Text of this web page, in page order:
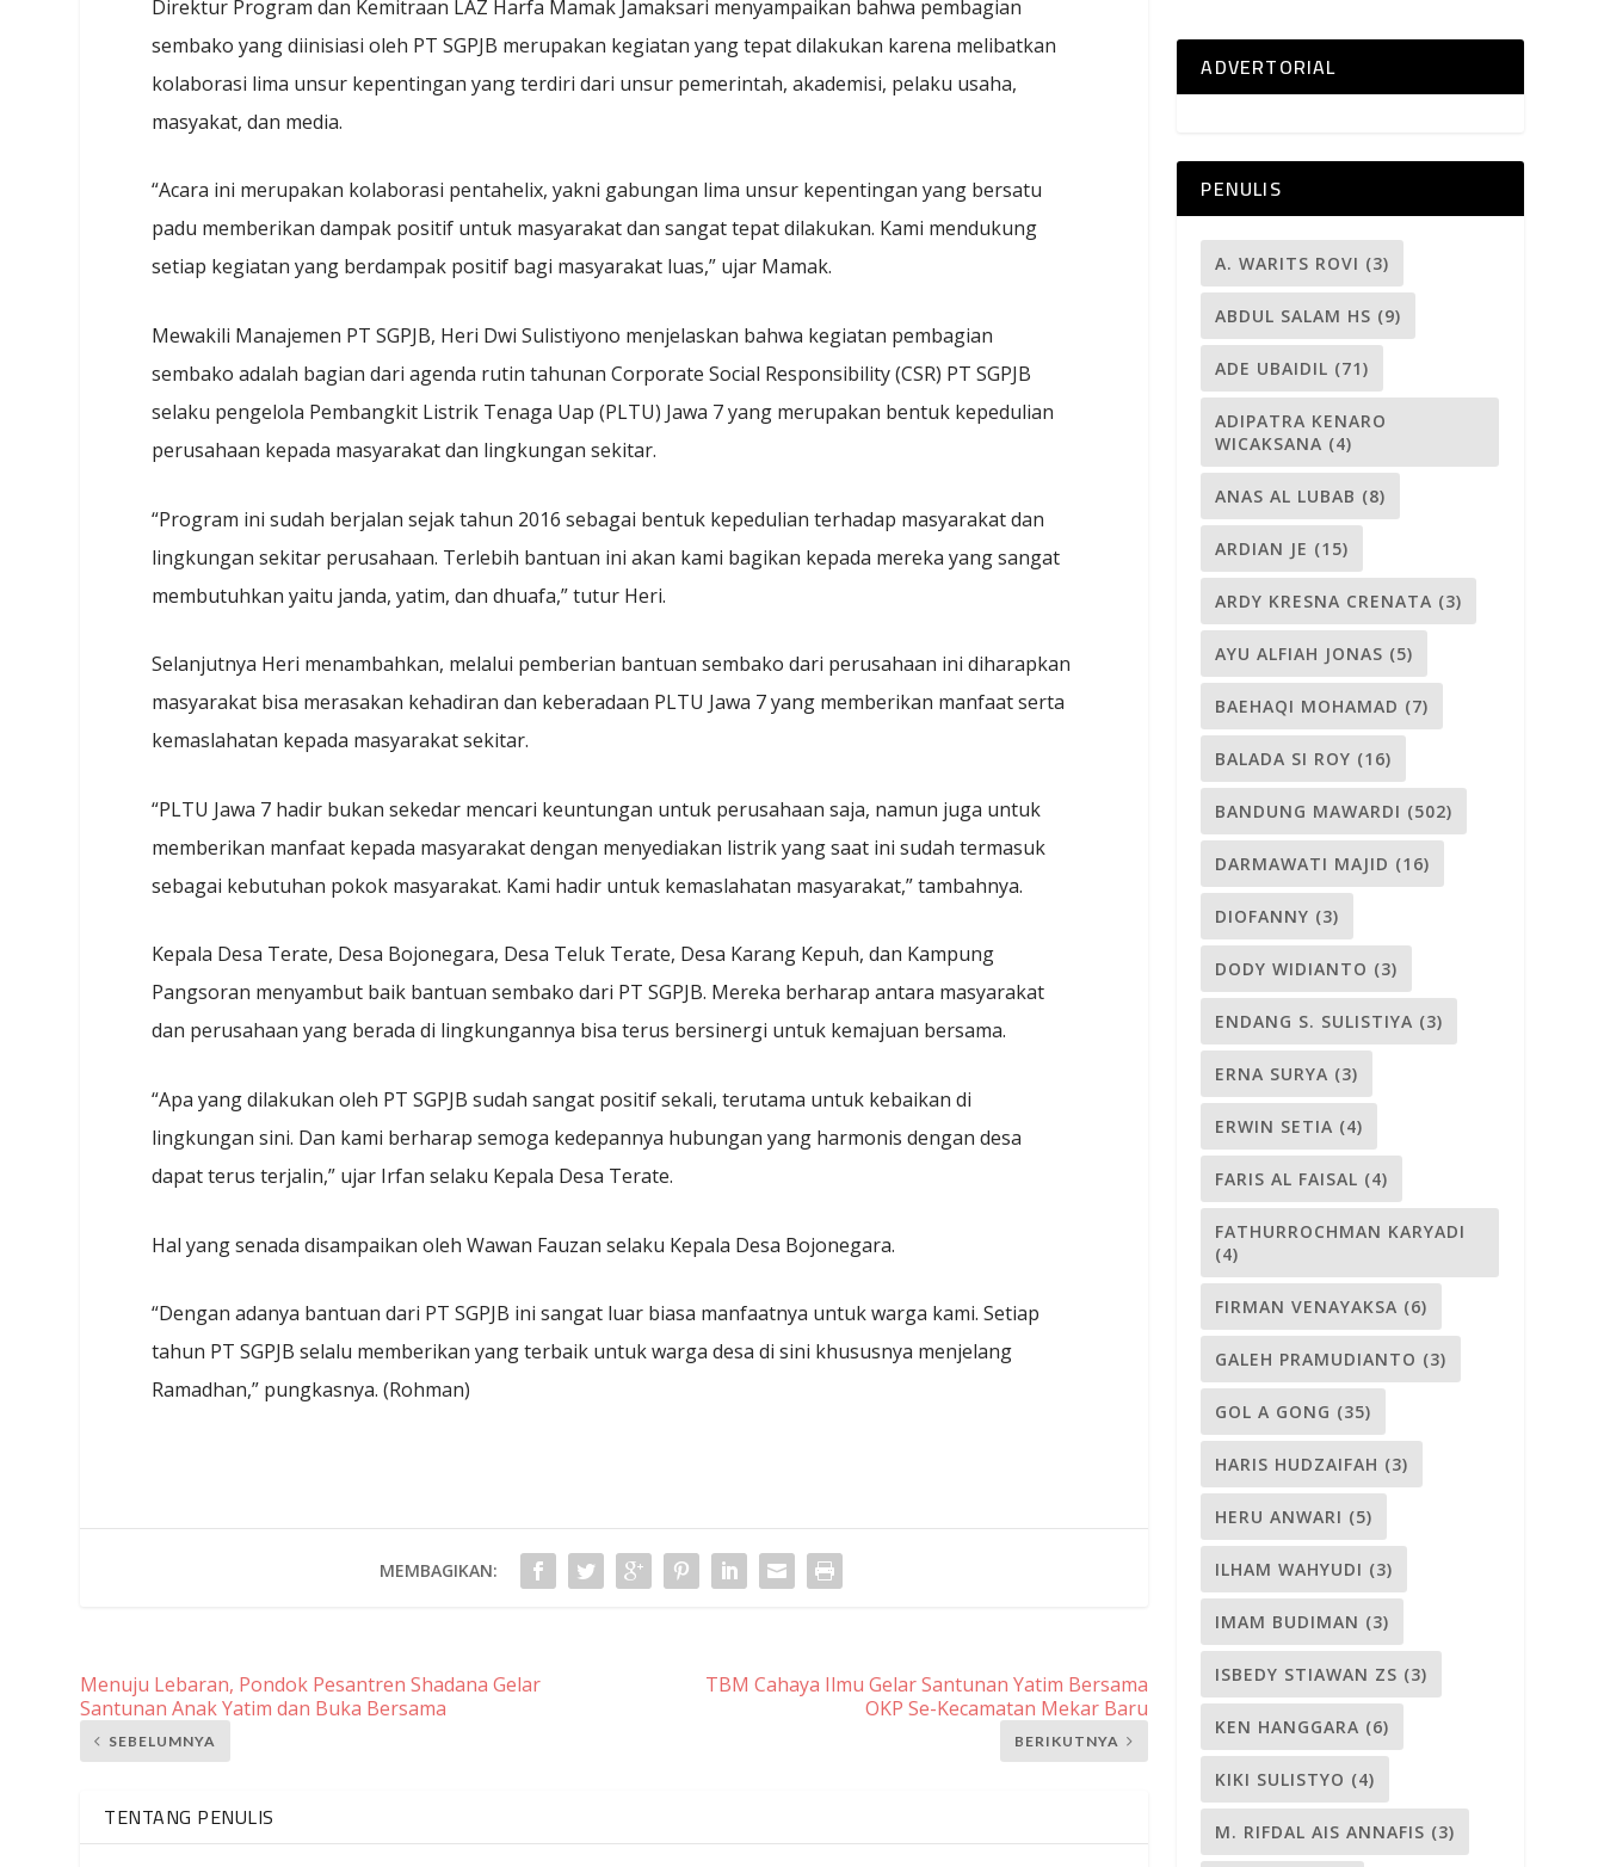
Direktur Program dan Kemitraan LAZ Harfa Mamak Jamaksari menyampaikan bahwa pembagian
sembako yang diinisiasi oleh PT SGPJB merupakan kegiatan yang tepat dilakukan karena melibatkan
kolaborasi lima unsur kepentingan yang terdiri dari unsur pemerintah, akademisi, pelaku usaha,
masyakat, dan media.
“Acara ini merupakan kolaborasi pentahelix, yakni gabungan lima unsur kepentingan yang bersatu
padu memberikan dampak positif untuk masyarakat dan sangat tepat dilakukan. Kami mendukung
setiap kegiatan yang berdampak positif bagi masyarakat luas,” ujar Mamak.
Mewakili Manajemen PT SGPJB, Heri Dwi Sulistiyono menjelaskan bahwa kegiatan pembagian
sembako adalah bagian dari agenda rutin tahunan Corporate Social Responsibility (CSR) PT SGPJB
selaku pengelola Pembangkit Listrik Tenaga Uap (PLTU) Jawa 7 yang merupakan bentuk kepedulian
perusahaan kepada masyarakat dan lingkungan sekitar.
“Program ini sudah berjalan sejak tahun 2016 sebagai bentuk kepedulian terhadap masyarakat dan
lingkungan sekitar perusahaan. Terlebih bantuan ini akan kami bagikan kepada mereka yang sangat
membutuhkan yaitu janda, yatim, dan dhuafa,” tutur Heri.
Selanjutnya Heri menambahkan, melalui pemberian bantuan sembako dari perusahaan ini diharapkan
masyarakat bisa merasakan kehadiran dan keberadaan PLTU Jawa 7 yang memberikan manfaat serta
kemaslahatan kepada masyarakat sekitar.
“PLTU Jawa 7 hadir bukan sekedar mencari keuntungan untuk perusahaan saja, namun juga untuk
memberikan manfaat kepada masyarakat dengan menyediakan listrik yang saat ini sudah termasuk
sebagai kebutuhan pokok masyarakat. Kami hadir untuk kemaslahatan masyarakat,” tambahnya.
Kepala Desa Terate, Desa Bojonegara, Desa Teluk Terate, Desa Karang Kepuh, dan Kampung
Pangsoran menyambut baik bantuan sembako dari PT SGPJB. Mereka berharap antara masyarakat
dan perusahaan yang berada di lingkungannya bisa terus bersinergi untuk kemajuan bersama.
“Apa yang dilakukan oleh PT SGPJB sudah sangat positif sekali, terutama untuk kebaikan di
lingkungan sini. Dan kami berharap semoga kedepannya hubungan yang harmonis dengan desa
dapat terus terjalin,” ujar Irfan selaku Kepala Desa Terate.
Hal yang senada disampaikan oleh Wawan Fauzan selaku Kepala Desa Bojonegara.
“Dengan adanya bantuan dari PT SGPJB ini sangat luar biasa manfaatnya untuk warga kami. Setiap
tahun PT SGPJB selalu memberikan yang terbaik untuk warga desa di sini khususnya menjelang
Ramadhan,” pungkasnya. (Rohman)
MEMBAGIKAN:
Menuju Lebaran, Pondok Pesantren Shadana Gelar
Santunan Anak Yatim dan Buka Bersama
SEBELUMNYA
TBM Cahaya Ilmu Gelar Santunan Yatim Bersama
OKP Se-Kecamatan Mekar Baru
BERIKUTNYA
TENTANG PENULIS
ADVERTORIAL
PENULIS
A. WARITS ROVI (3)
ABDUL SALAM HS (9)
ADE UBAIDIL (71)
ADIPATRA KENARO
WICAKSANA (4)
ANAS AL LUBAB (8)
ARDIAN JE (15)
ARDY KRESNA CRENATA (3)
AYU ALFIAH JONAS (5)
BAEHAQI MOHAMAD (7)
BALADA SI ROY (16)
BANDUNG MAWARDI (502)
DARMAWATI MAJID (16)
DIOFANNY (3)
DODY WIDIANTO (3)
ENDANG S. SULISTIYA (3)
ERNA SURYA (3)
ERWIN SETIA (4)
FARIS AL FAISAL (4)
FATHURROCHMAN KARYADI
(4)
FIRMAN VENAYAKSA (6)
GALEH PRAMUDIANTO (3)
GOL A GONG (35)
HARIS HUDZAIFAH (3)
HERU ANWARI (5)
ILHAM WAHYUDI (3)
IMAM BUDIMAN (3)
ISBEDY STIAWAN ZS (3)
KEN HANGGARA (6)
KIKI SULISTYO (4)
M. RIFDAL AIS ANNAFIS (3)